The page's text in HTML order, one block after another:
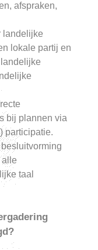
afspraken,
landelijke
lokale partij en
bij plannen via
participatie.
alle
taal